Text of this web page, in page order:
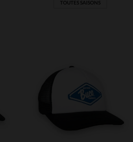
TAILLES DISPONIBLES
TU
TOUTES SAISONS